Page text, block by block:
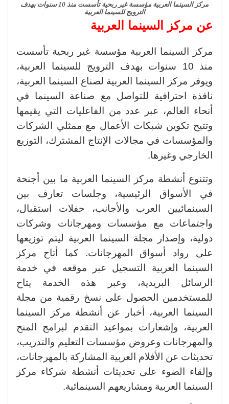
مركز السينما العربية مؤسسة غير ربحية تأسست منذ 10 سنوات بهدف
الترويج للسينما العربية
عن مركز السينما العربية
مركز السينما العربية مؤسسة غير ربحية تأسست
منذ 10 سنوات بهدف الترويج للسينما العربية،
ويوفر مركز السينما العربية لصناع السينما العربية،
نافذة احترافية للتواصل مع صناعة السينما في
أنحاء العالم، عبر عدد من الفاعليات التي يقيمها
وتتيح تكوين شبكات الأعمال مع ممثلي الشركات
والمؤسسات في مجالات الإنتاج المشترك، التوزيع
الخارجي وغيرها.
وتتنوع أنشطة مركز السينما العربية ما بين أجنحة
في الأسواق الرئيسية، وجلسات تعارف بين
السينمائيين العرب والأجانب، حفلات استقبال،
واجتماعات مع مؤسسات ومهرجانات وشركات
دولية، وإصدار مجلة السينما العربية ليتم توزيعها
على رواد أسواق المهرجانات. كما أتاح مركز
السينما العربية التسجيل عبر موقعه في خدمة
الرسائل البريدية، وعبر هذه الخدمة يتاح
للمستخدمين الحصول على نسخ رقمية من مجلة
السينما العربية، أخبار عن أنشطة مركز السينما
العربية، وإشعارات بمواعيد التقدم لبرامج المنح
والمهرجانات وعروض مؤسسات التعليم والتدريب،
تحديثات عن الأفلام العربية المشاركة بالمهرجانات،
وإلقاء الضوء على تحديثات أنشطة شركاء مركز
السينما العربية ومشاريعهم السينمائية.